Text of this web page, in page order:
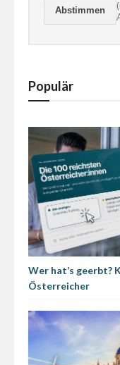
Populär
Wer hat’s geerbt?
Österreicher